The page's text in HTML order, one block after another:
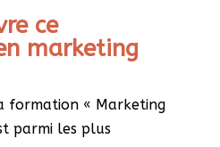
ce
marketing
formation « Marketing
parmi les plus